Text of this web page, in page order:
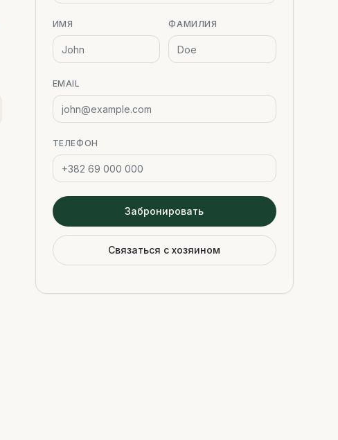
ИМЯ ФАМИЛИЯ
EMAIL
ТЕЛЕФОН
Забронировать
Связаться с хозяином